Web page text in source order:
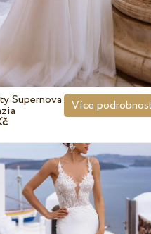
Supernova Více